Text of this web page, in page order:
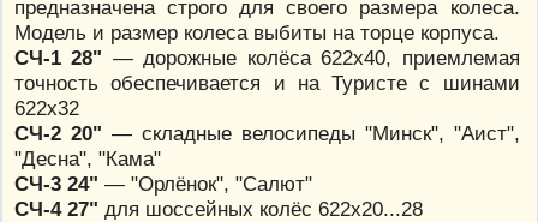
предназначена строго для своего размера колеса.
Модель и размер колеса выбиты на торце корпуса.
СЧ-1 28" — дорожные колёса 622х40, приемлемая
точность обеспечивается и на Туристе с шинами
622х32
СЧ-2 20" — складные велосипеды "Минск", "Аист",
"Десна", "Кама"
СЧ-3 24" — "Орлёнок", "Салют"
СЧ-4 27" для шоссейных колёс 622х20...28